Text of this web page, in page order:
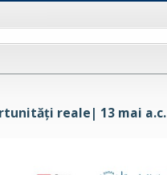
reale| 13 mai a.c.